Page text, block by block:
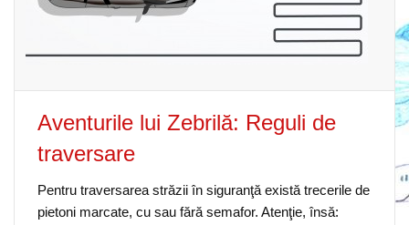
Aventurile lui Zebrilă: Reguli de
traversare
Pentru traversarea străzii în siguranţă există trecerile de
pietoni marcate, cu sau fără semafor. Atenţie, însă: